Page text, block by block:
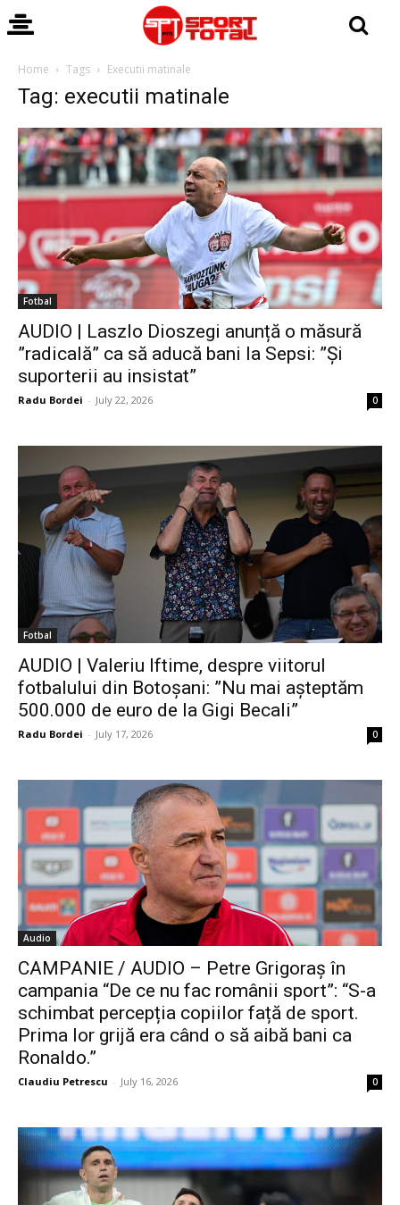
Home Tags Executii matinale
Tag: executii matinale
Fotbal
AUDIO | Laszlo Dioszegi anunță o măsură
”radicală” ca să aducă bani la Sepsi: ”Și
suporterii au insistat”
Radu Bordei - July 22, 2026 0
Fotbal
AUDIO | Valeriu Iftime, despre viitorul
fotbalului din Botoșani: ”Nu mai așteptăm
500.000 de euro de la Gigi Becali”
Radu Bordei - July 17, 2026 0
Audio
CAMPANIE / AUDIO – Petre Grigoraș în
campania “De ce nu fac românii sport”: “S-a
schimbat percepția copiilor față de sport.
Prima lor grijă era când o să aibă bani ca
Ronaldo.”
Claudiu Petrescu - July 16, 2026 0